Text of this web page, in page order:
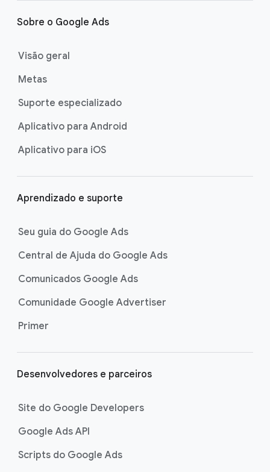
Sobre o Google Ads
Visão geral
Metas
Suporte especializado
Aplicativo para Android
Aplicativo para iOS
Aprendizado e suporte
Seu guia do Google Ads
Central de Ajuda do Google Ads
Comunicados Google Ads
Comunidade Google Advertiser
Primer
Desenvolvedores e parceiros
Site do Google Developers
Google Ads API
Scripts do Google Ads